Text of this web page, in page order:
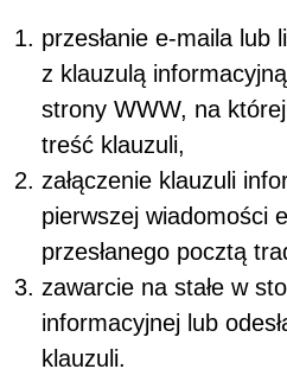
przesłanie e-maila lub
z klauzulą
strony WWW, na
treść klauzuli,
załączenie klauzuli
pierwszej wiadomości
przesłanego pocztą
zawarcie na stałe w
informacyjnej lub
klauzuli.